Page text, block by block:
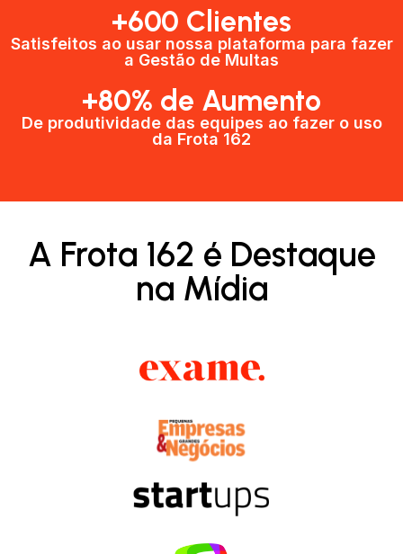
+600 Clientes​
Satisfeitos ao usar nossa plataforma para fazer
a Gestão de Multas​
+80% de Aumento
De produtividade das equipes ao fazer o uso
da Frota 162​
A Frota 162 é Destaque
na Mídia